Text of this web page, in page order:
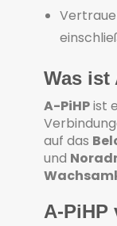
Was ist
A-PiHPist
auf das
und
A-PiHP